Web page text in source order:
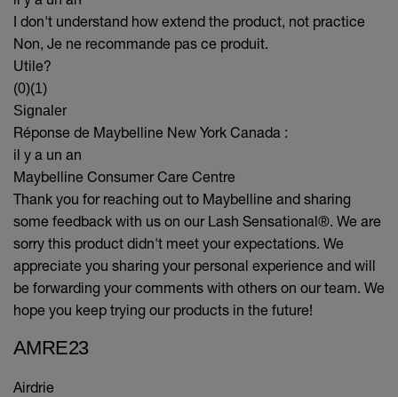
I don't understand how extend the product, not practice
Non, Je ne recommande pas ce produit.
Utile?
(0)(1)
Signaler
Réponse de Maybelline New York Canada :
il y a un an
Maybelline Consumer Care Centre
Thank you for reaching out to Maybelline and sharing
some feedback with us on our Lash Sensational®. We are
sorry this product didn't meet your expectations. We
appreciate you sharing your personal experience and will
be forwarding your comments with others on our team. We
hope you keep trying our products in the future!
AMRE23
Airdrie